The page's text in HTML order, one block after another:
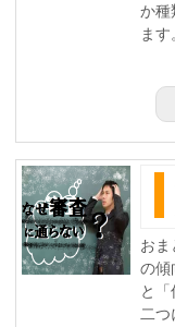
か種
ます
おま
の傾
と
二